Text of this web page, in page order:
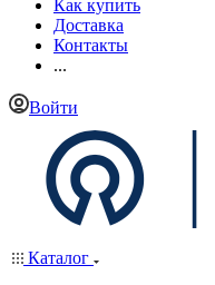
Как купить
Доставка
Контакты
...
Войти
Каталог